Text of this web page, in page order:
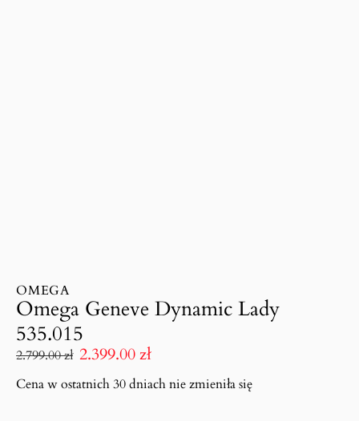
OMEGA
Omega Geneve Dynamic Lady
535.015
2.799.00zł 2.399.00zł
Cena w ostatnich 30 dniach nie zmieniła się